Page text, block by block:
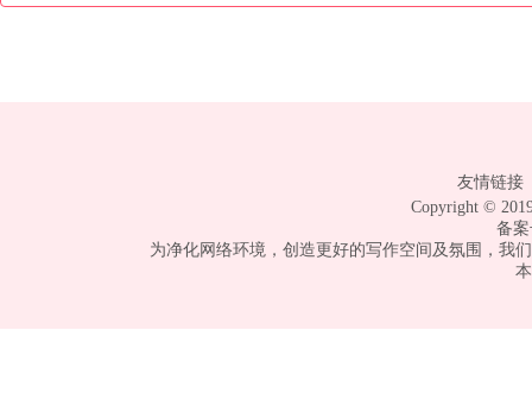
友情链接
Copyright ©
备
为净化网络环境，创造更好的写作空间及氛围，我